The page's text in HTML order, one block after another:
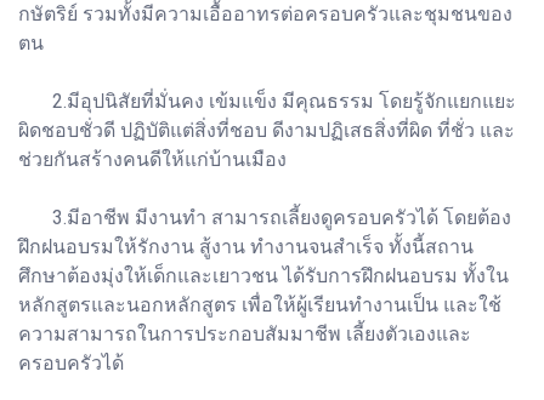
กษัตริย์ รวมทั้งมีความเอื้ออาทรต่อครอบครัวและชุมชนของ
ตน
2.มีอุปนิสัยที่มั่นคง เข้มแข็ง มีคุณธรรม โดยรู้จักแยกแยะ
ผิดชอบชั่วดี ปฏิบัติแต่สิ่งที่ชอบ ดีงามปฏิเสธสิ่งที่ผิด ที่ชั่ว และ
ช่วยกันสร้างคนดีให้แก่บ้านเมือง
3.มีอาชีพ มีงานทำ สามารถเลี้ยงดูครอบครัวได้ โดยต้อง
ฝึกฝนอบรมให้รักงาน สู้งาน ทำงานจนสำเร็จ ทั้งนี้สถาน
ศึกษาต้องมุ่งให้เด็กและเยาวชน ได้รับการฝึกฝนอบรม ทั้งใน
หลักสูตรและนอกหลักสูตร เพื่อให้ผู้เรียนทำงานเป็น และใช้
ความสามารถในการประกอบสัมมาชีพ เลี้ยงตัวเองและ
ครอบครัวได้